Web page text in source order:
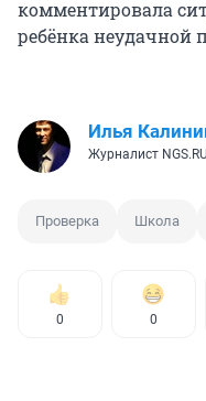
комментировала
ребёнка неудачной
Илья
Журналист NGS.RU
Проверка Школа
0 0